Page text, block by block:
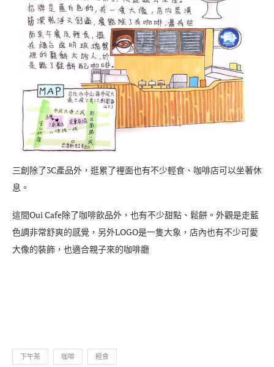
三創除了3C產品外，逛累了裡面也有不少輕食、咖啡店可以坐著休
息。
這間Oui Cafe除了咖啡飲品外，也有不少甜點、鬆餅。外觀是走藍
色調非常舒爽的感覺，另外LOGO是一隻大象，店內也有不少可愛
大像的裝飾，也適合親子來的咖啡廳
下午茶 咖啡 輕食